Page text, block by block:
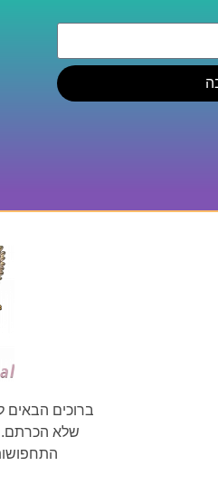
ברוכים הבאים
שלא הכרתם.